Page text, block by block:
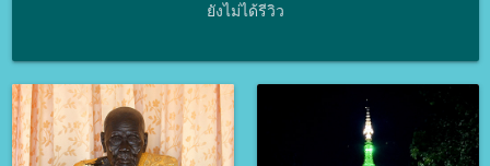
ยังไม่ได้รีวิว